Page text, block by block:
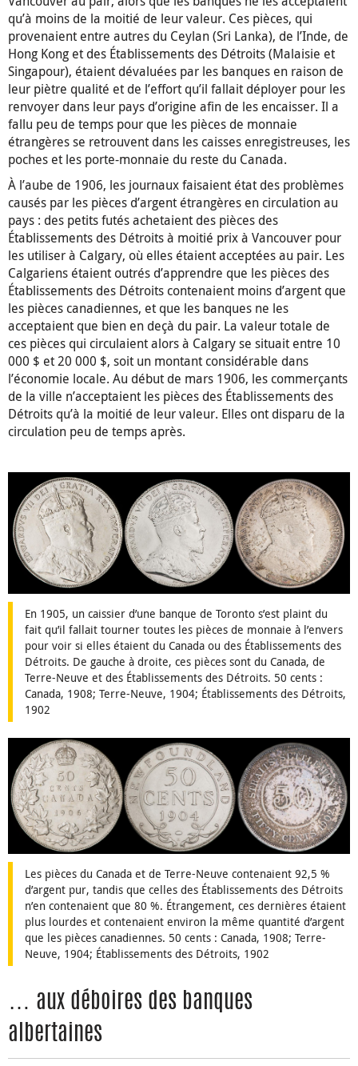
qu’à moins de la moitié de leur valeur. Ces pièces, qui
provenaient entre autres du Ceylan (Sri Lanka), de l’Inde, de
Hong Kong et des Établissements des Détroits (Malaisie et
Singapour), étaient dévaluées par les banques en raison de
leur piètre qualité et de l’effort qu’il fallait déployer pour les
renvoyer dans leur pays d’origine afin de les encaisser. Il a
fallu peu de temps pour que les pièces de monnaie
étrangères se retrouvent dans les caisses enregistreuses, les
poches et les porte-monnaie du reste du Canada.
À l’aube de 1906, les journaux faisaient état des problèmes
causés par les pièces d’argent étrangères en circulation au
pays : des petits futés achetaient des pièces des
Établissements des Détroits à moitié prix à Vancouver pour
les utiliser à Calgary, où elles étaient acceptées au pair. Les
Calgariens étaient outrés d’apprendre que les pièces des
Établissements des Détroits contenaient moins d’argent que
les pièces canadiennes, et que les banques ne les
acceptaient que bien en deçà du pair. La valeur totale de
ces pièces qui circulaient alors à Calgary se situait entre 10
000 $ et 20 000 $, soit un montant considérable dans
l’économie locale. Au début de mars 1906, les commerçants
de la ville n’acceptaient les pièces des Établissements des
Détroits qu’à la moitié de leur valeur. Elles ont disparu de la
circulation peu de temps après.
En 1905, un caissier d’une banque de Toronto s’est plaint du
fait qu’il fallait tourner toutes les pièces de monnaie à l’envers
pour voir si elles étaient du Canada ou des Établissements des
Détroits. De gauche à droite, ces pièces sont du Canada, de
Terre-Neuve et des Établissements des Détroits. 50 cents :
Canada, 1908; Terre-Neuve, 1904; Établissements des Détroits,
1902
Les pièces du Canada et de Terre-Neuve contenaient 92,5 %
d’argent pur, tandis que celles des Établissements des Détroits
n’en contenaient que 80 %. Étrangement, ces dernières étaient
plus lourdes et contenaient environ la même quantité d’argent
que les pièces canadiennes. 50 cents : Canada, 1908; Terre-
Neuve, 1904; Établissements des Détroits, 1902
… aux déboires des banques
albertaines